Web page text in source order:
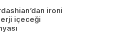
ironi
içeceği